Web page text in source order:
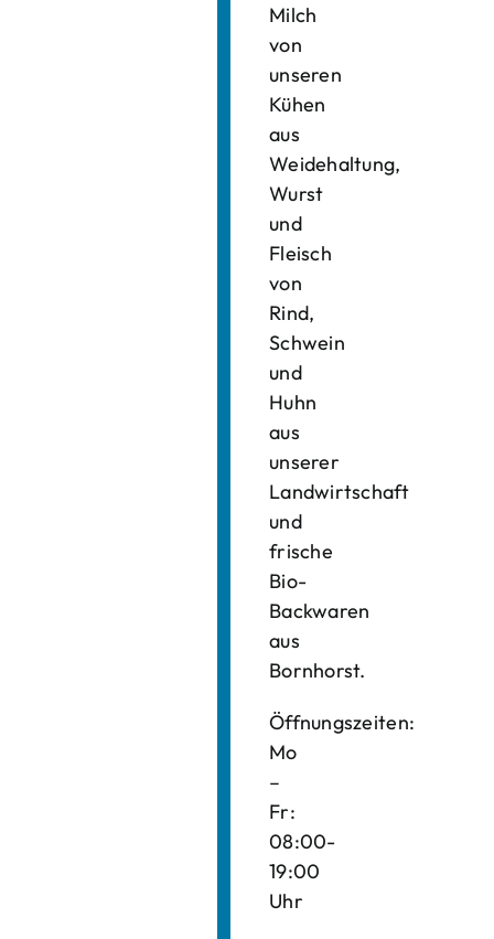
Milch
von
unseren
Kühen
aus
Weidehaltung,
Wurst
und
Fleisch
von
Rind,
Schwein
und
Huhn
aus
unserer
Landwirtschaft
und
frische
Bio-
Backwaren
aus
Bornhorst.
Öffnungszeiten:
Mo
–
Fr:
08:00-
19:00
Uhr